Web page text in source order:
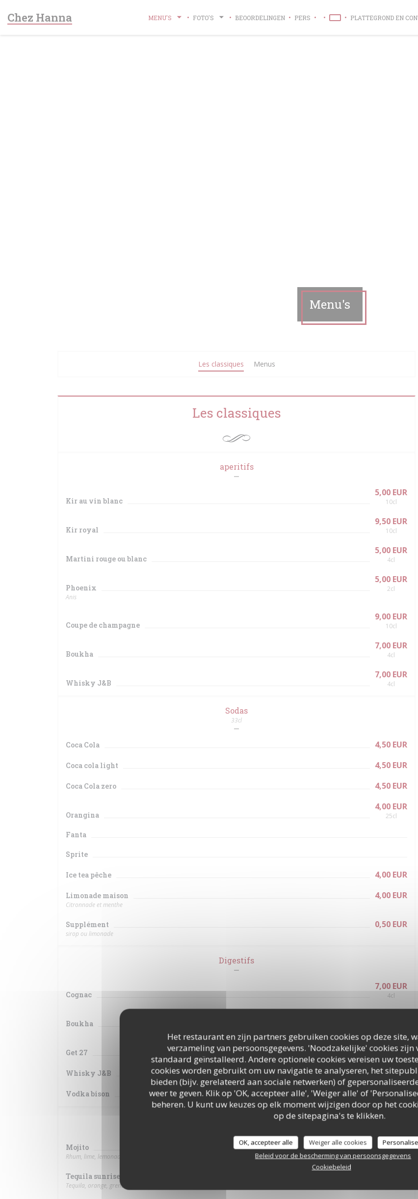
Het restaurant en zijn partners gebruiken cookies op deze site,
verzameling van persoonsgegevens. 'Noodzakelijke' cookies
standaard geïnstalleerd. Andere optionele cookies vereisen uw
cookies worden gebruikt om uw navigatie te analyseren, het
bieden (bijv. gerelateerd aan sociale netwerken) of
weer te geven. Klik op 'OK, accepteer alle', 'Weiger alle' of
beheren. U kunt uw keuzes op elk moment wijzigen door op het
op de sitepagina's te klikken.
OK, accepteer alle Weiger alle cookies
Beleid voor de bescherming van persoonsgegevens
Cookiebeleid
Chez Hanna MENU'S FOTO'S BEOORDELINGEN PERS
((OPENT IN EEN NIEUW
((OPENT IN EEN NIEUW
PLATTEGROND EN
Menu's
Les classiques Menus
Les classiques
aperitifs
Kir au vin blanc
5,00 EUR
10cl
Kir royal
9,50 EUR
10cl
Martini rouge ou blanc
5,00 EUR
4cl
Phoenix
5,00 EUR
2cl
Anis
Coupe de champagne
9,00 EUR
10cl
Boukha
7,00 EUR
4cl
Whisky J&B
7,00 EUR
4cl
Sodas
33cl
Coca Cola 4,50 EUR
Coca cola light 4,50 EUR
Coca Cola zero 4,50 EUR
Orangina
4,00 EUR
25cl
Fanta
Sprite
Ice tea pêche 4,00 EUR
Limonade maison 4,00 EUR
Citronnade et menthe
Supplément 0,50 EUR
sirop ou limonade
Digestifs
Cognac
7,00 EUR
4cl
Boukha
Get 27
7,00 EUR
4cl
Whisky J&B 7,00 EUR
Vodka bison 7,00 EUR
Mojito 7,00 EUR
Rhum, lime, lemonade, mint
Tequila sunrise
Tequila, orange, grenadine